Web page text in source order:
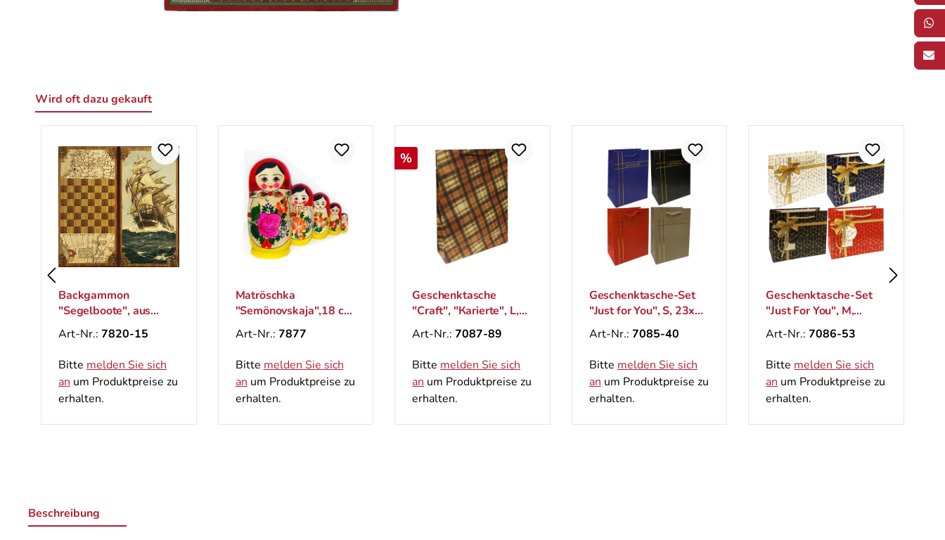
Wird oft dazu gekauft
Backgammon
"Segelboote", aus
Holz, 600x600 mm
Art-Nr.: 7820-15
Bitte melden Sie sich
an um Produktpreise zu
erhalten.
Matröschka
"Semönovskaja",18 cm
(5 Figuren)
Art-Nr.: 7877
Bitte melden Sie sich
an um Produktpreise zu
erhalten.
Rabatt
%
Geschenktasche
"Craft", "Кarierte", L,
44x32 cm
Art-Nr.:7087-89
Bitte melden Sie sich
an um Produktpreise zu
erhalten.
Geschenktasche-Set
"Just for You", S, 23x18
cm
Art-Nr.: 7085-40
Bitte melden Sie sich
an um Produktpreise zu
erhalten.
Geschenktasche-Set
"Just For You", M,
26x33 cm
Art-Nr.:7086-53
Bitte melden Sie sich
an um Produktpreise zu
erhalten.
Beschreibung